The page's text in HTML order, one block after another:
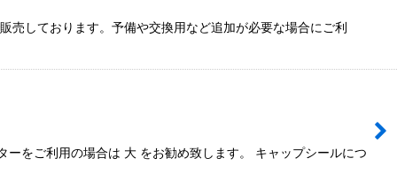
売しております。予備や交換用など追加が必要な場合にご利
をご利用の場合は 大 をお勧め致します。 キャップシールにつ